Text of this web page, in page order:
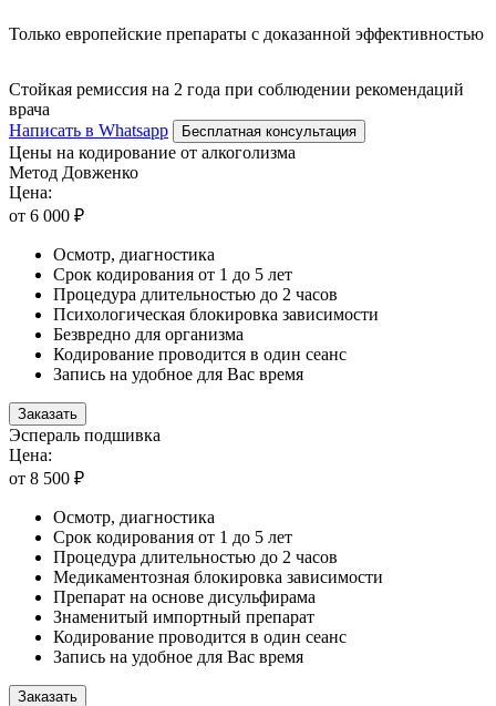
Только европейские препараты с доказанной эффективностью
Стойкая ремиссия на 2 года при соблюдении рекомендаций
врача
Написать в Whatsapp
Бесплатная консультация
Цены на кодирование от алкоголизма
Метод Довженко
Цена:
от 6 000 ₽
Осмотр, диагностика
Срок кодирования от 1 до 5 лет
Процедура длительностью до 2 часов
Психологическая блокировка зависимости
Безвредно для организма
Кодирование проводится в один сеанс
Запись на удобное для Вас время
Заказать
Эспераль подшивка
Цена:
от 8 500 ₽
Осмотр, диагностика
Срок кодирования от 1 до 5 лет
Процедура длительностью до 2 часов
Медикаментозная блокировка зависимости
Препарат на основе дисульфирама
Знаменитый импортный препарат
Кодирование проводится в один сеанс
Запись на удобное для Вас время
Заказать